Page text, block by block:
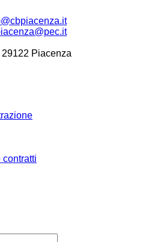
Piacenza
contratti